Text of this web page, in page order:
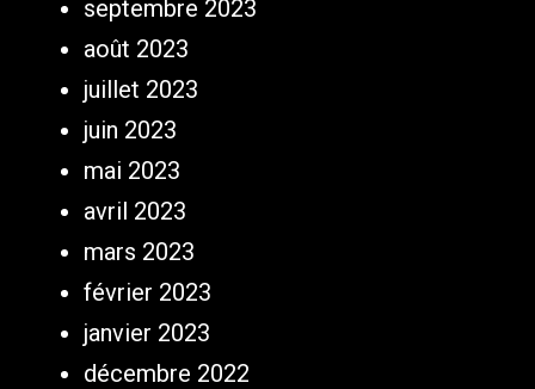
septembre 2023
août 2023
juillet 2023
juin 2023
mai 2023
avril 2023
mars 2023
février 2023
janvier 2023
décembre 2022